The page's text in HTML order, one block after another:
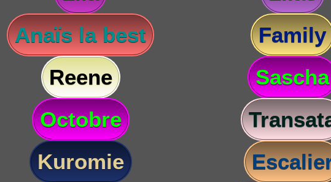
Anaïs la best
Family
Reene
Sascha
Octobre
Kuromie